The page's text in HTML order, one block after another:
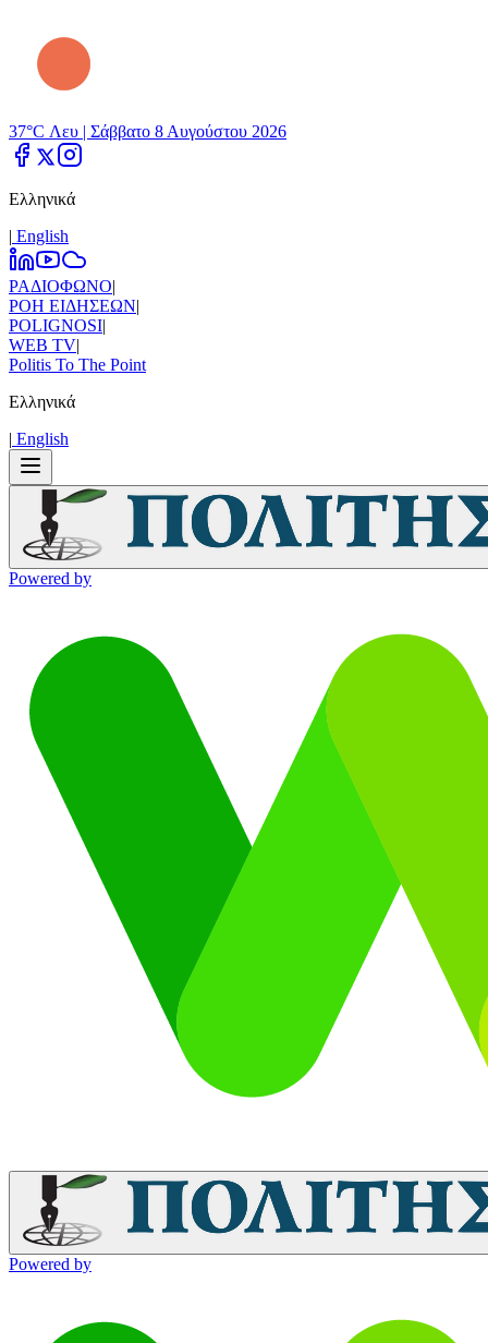
37°C Λευ | Σάββατο 8 Αυγούστου 2026
Ελληνικά
| Εnglish
ΡΑΔΙΟΦΩΝΟ|
ΡΟΗ ΕΙΔΗΣΕΩΝ|
POLIGNOSI|
WEB TV|
Politis To The Point
Ελληνικά
| Εnglish
Powered by
Powered by